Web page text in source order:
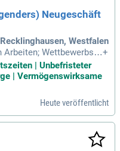
Neugeschäft
Westfalen
Wettbewerbsfä
transpare
S mit fixen und variablen
betriebliche Alt
+
| Unbefristeter
| Vermögenswirksame
Heute veröffentlicht